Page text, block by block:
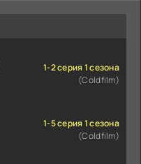
1-2 серия 1 сезона
(Coldfilm)
1-5 серия 1 сезона
(Coldfilm)